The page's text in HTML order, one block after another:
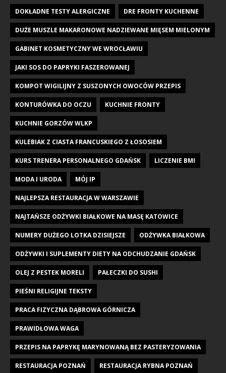
DOKŁADNE TESTY ALERGICZNE DRE FRONTY KUCHENNE
DUŻE MUSZLE MAKARONOWE NADZIEWANE MIĘSEM MIELONYM
GABINET KOSMETYCZNY WE WROCŁAWIU
JAKI SOS DO PAPRYKI FASZEROWANEJ
KOMPOT WIGILIJNY Z SUSZONYCH OWOCÓW PRZEPIS
KONTURÓWKA DO OCZU KUCHNIE FRONTY
KUCHNIE GORZÓW WLKP
KULEBIAK Z CIASTA FRANCUSKIEGO Z ŁOSOSIEM
KURS TRENERA PERSONALNEGO GDAŃSK LICZENIE BMI
MODA I URODA MÓJ IP
NAJLEPSZA RESTAURACJA W WARSZAWIE
NAJTAŃSZE ODŻYWKI BIAŁKOWE NA MASĘ KATOWICE
NUMERY DUŻEGO LOTKA DZISIEJSZE ODŻYWKA BIAŁKOWA
ODŻYWKI I SUPLEMENTY DIETY NA ODCHUDZANIE GDAŃSK
OLEJ Z PESTEK MORELI PAŁECZKI DO SUSHI
PIEŚNI RELIGIJNE TEKSTY
PRACA FIZYCZNA DĄBROWA GÓRNICZA
PRAWIDŁOWA WAGA
PRZEPIS NA PAPRYKĘ MARYNOWANĄ BEZ PASTERYZOWANIA
RESTAURACJA POZNAŃ RESTAURACJA RYBNA POZNAŃ